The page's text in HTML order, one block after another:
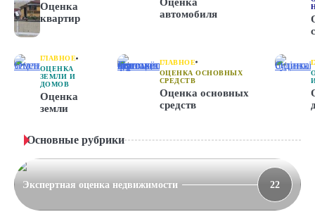
Оценка
квартир
автомобиля
ГЛАВНОЕ
ОЦЕНКА
ЗЕМЛИ И
ДОМОВ
Оценка
земли
ГЛАВНОЕ
ОЦЕНКА ОСНОВНЫХ
СРЕДСТВ
Оценка основных
средств
Основные рубрики
Экспертная оценка недвижимости 22